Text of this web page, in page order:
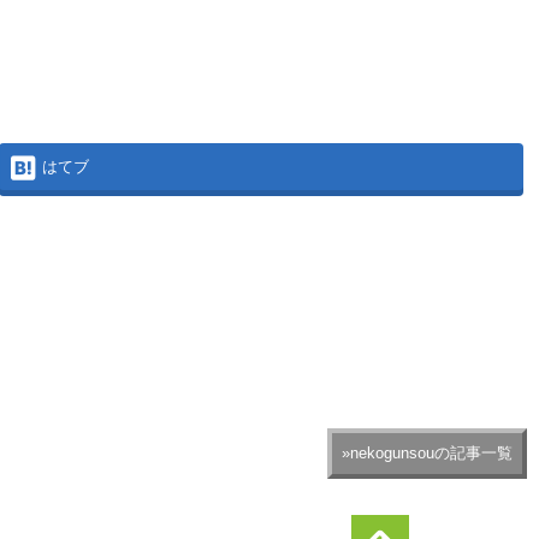
はてブ
»nekogunsouの記事一覧